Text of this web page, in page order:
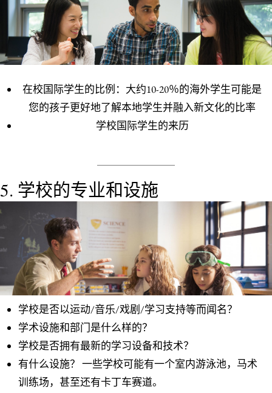
在校国际学生的比例：大约10-20％的海外学生可能是
您的孩子更好地了解本地学生并融入新文化的比率
学校国际学生的来历
5. 学校的专业和设施
学校是否以运动/音乐/戏剧/学习支持等而闻名？
学术设施和部门是什么样的？
学校是否拥有最新的学习设备和技术？
有什么设施？ 一些学校可能有一个室内游泳池，马术
训练场，甚至还有卡丁车赛道。